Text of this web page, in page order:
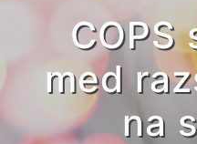
COPS
med
na